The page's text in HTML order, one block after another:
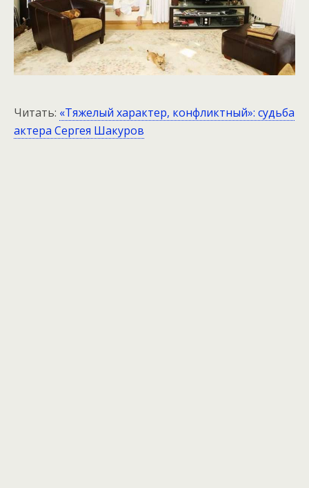
Читать: «Тяжелый характер, конфликтный»: судьба
актера Сергея Шакуров